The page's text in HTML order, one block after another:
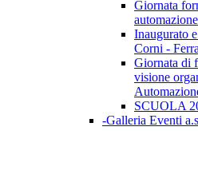
Giornata
Inaugurato
Corni -
Giornata di
visione
SCUOLA
-Galleria Eventi